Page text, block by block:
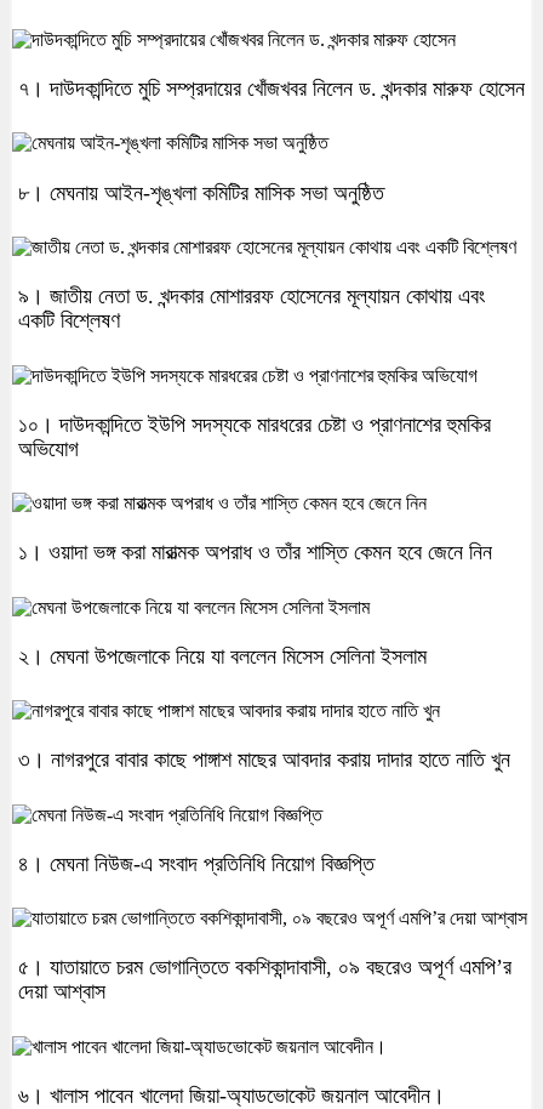
৭। দাউদকান্দিতে মুচি সম্প্রদায়ের খোঁজখবর নিলেন ড. খন্দকার মারুফ হোসেন
৮। মেঘনায় আইন-শৃঙ্খলা কমিটির মাসিক সভা অনুষ্ঠিত
৯। জাতীয় নেতা ড. খন্দকার মোশাররফ হোসেনের মূল্যায়ন কোথায় এবং
একটি বিশ্লেষণ
১০। দাউদকান্দিতে ইউপি সদস্যকে মারধরের চেষ্টা ও প্রাণনাশের হুমকির
অভিযোগ
১। ওয়াদা ভঙ্গ করা মারাত্মক অপরাধ ও তাঁর শাস্তি কেমন হবে জেনে নিন
২। মেঘনা উপজেলাকে নিয়ে যা বললেন মিসেস সেলিনা ইসলাম
৩। নাগরপুরে বাবার কাছে পাঙ্গাশ মাছের আবদার করায় দাদার হাতে নাতি খুন
৪। মেঘনা নিউজ-এ সংবাদ প্রতিনিধি নিয়োগ বিজ্ঞপ্তি
৫। যাতায়াতে চরম ভোগান্তিতে বকশিকান্দাবাসী, ০৯ বছরেও অপূর্ণ এমপি’র
দেয়া আশ্বাস
৬। খালাস পাবেন খালেদা জিয়া-অ্যাডভোকেট জয়নাল আবেদীন।